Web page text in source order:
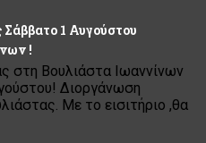
1 Αυγούστου
!
στη Βουλιάστα Ιωαννίνων
Διοργάνωση
Με το εισιτήριο ,θα